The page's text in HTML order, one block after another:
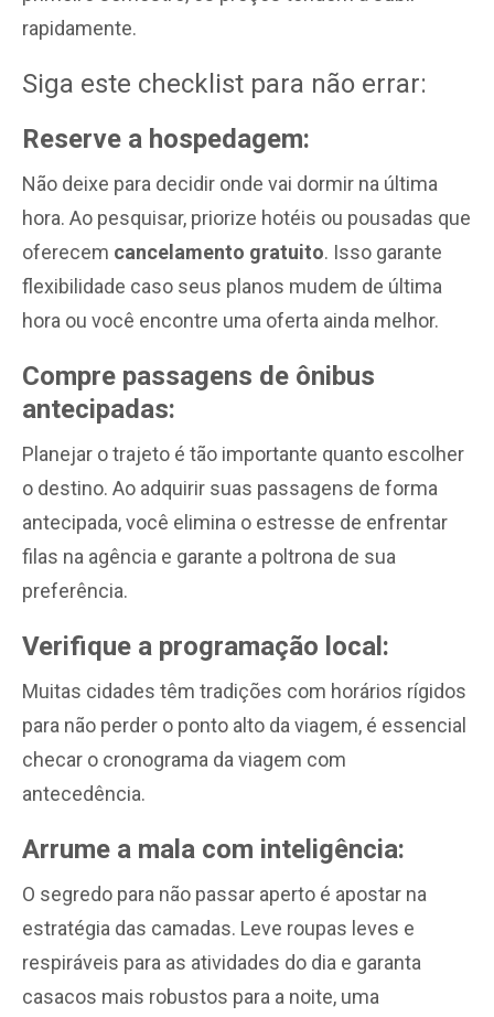
rapidamente.
Siga este checklist para não errar:
Reserve a hospedagem:
Não deixe para decidir onde vai dormir na última
hora. Ao pesquisar, priorize hotéis ou pousadas que
oferecem cancelamento gratuito. Isso garante
flexibilidade caso seus planos mudem de última
hora ou você encontre uma oferta ainda melhor.
Compre passagens de ônibus
antecipadas:
Planejar o trajeto é tão importante quanto escolher
o destino. Ao adquirir suas passagens de forma
antecipada, você elimina o estresse de enfrentar
filas na agência e garante a poltrona de sua
preferência.
Verifique a programação local:
Muitas cidades têm tradições com horários rígidos
para não perder o ponto alto da viagem, é essencial
checar o cronograma da viagem com
antecedência.
Arrume a mala com inteligência:
O segredo para não passar aperto é apostar na
estratégia das camadas. Leve roupas leves e
respiráveis para as atividades do dia e garanta
casacos mais robustos para a noite, uma